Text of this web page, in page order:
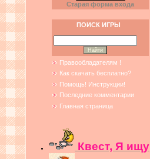
Старая форма входа
ПОИСК ИГРЫ
Правообладателям !
Как скачать бесплатно?
Помощь! Инструкции!
Последние комментарии
Главная страница
Квест, Я ищу